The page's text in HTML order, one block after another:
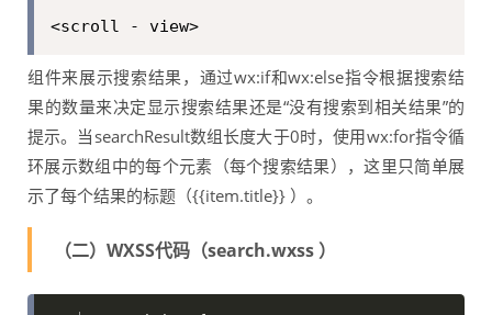
<scroll - view>
组件来展示搜索结果，通过wx:if和wx:else指令根据搜索结
果的数量来决定显示搜索结果还是“没有搜索到相关结果”的
提示。当searchResult数组长度大于0时，使用wx:for指令循
环展示数组中的每个元素（每个搜索结果），这里只简单展
示了每个结果的标题（{{item.title}} ）。
（二）WXSS代码（search.wxss ）